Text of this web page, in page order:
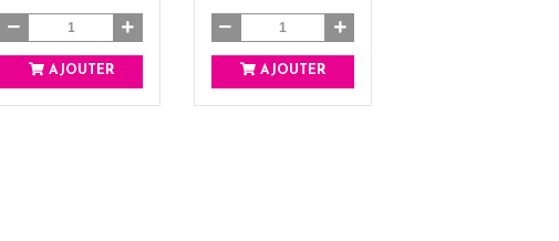
AJOUTER AJOUTER